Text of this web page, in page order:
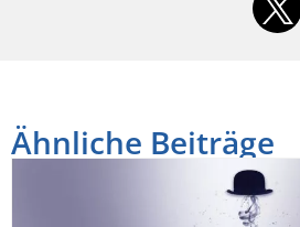
Ähnliche Beiträge